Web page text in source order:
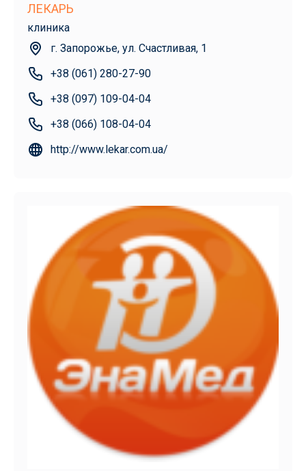
ЛЕКАРЬ
клиника
г. Запорожье, ул. Счастливая, 1
+38 (061) 280-27-90
+38 (097) 109-04-04
+38 (066) 108-04-04
http://www.lekar.com.ua/